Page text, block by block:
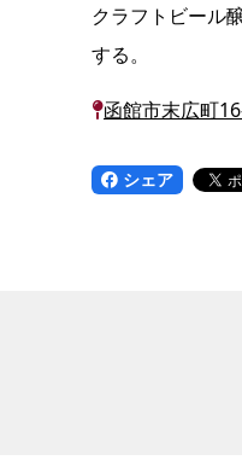
クラフトビール
する。
函館市末広町
シェア